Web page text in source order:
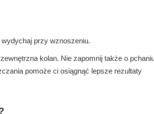
przy wznoszeniu.
kolan. Nie zapomnij także o
pomoże ci osiągnąć lepsze rezultaty